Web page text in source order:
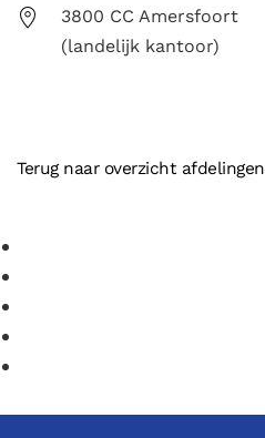
3800 CC Amersfoort
(landelijk kantoor)
Terug naar overzicht afdelingen